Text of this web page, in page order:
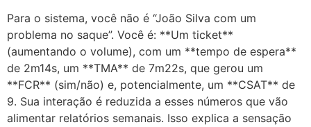
Para o sistema, você não é “João Silva com um
problema no saque”. Você é: **Um ticket**
(aumentando o volume), com um **tempo de espera**
de 2m14s, um **TMA** de 7m22s, que gerou um
**FCR** (sim/não) e, potencialmente, um **CSAT** de
9. Sua interação é reduzida a esses números que vão
alimentar relatórios semanais. Isso explica a sensação